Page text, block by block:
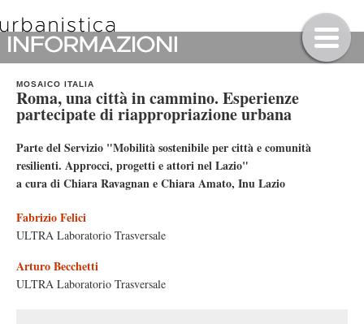
MOSAICO ITALIA
Roma, una città in cammino. Esperienze
partecipate di riappropriazione urbana
Parte del Servizio "Mobilità sostenibile per città e comunità
resilienti. Approcci, progetti e attori nel Lazio"
a cura di Chiara Ravagnan e Chiara Amato, Inu Lazio
Fabrizio Felici
ULTRA Laboratorio Trasversale
Arturo Becchetti
ULTRA Laboratorio Trasversale